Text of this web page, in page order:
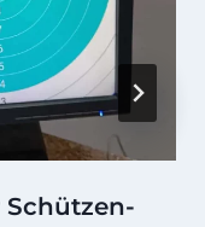
Schützen­